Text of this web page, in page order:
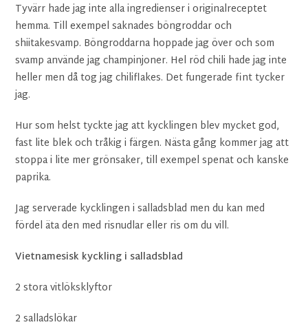
Tyvärr hade jag inte alla ingredienser i originalreceptet
hemma. Till exempel saknades böngroddar och
shiitakesvamp. Böngroddarna hoppade jag över och som
svamp använde jag champinjoner. Hel röd chili hade jag inte
heller men då tog jag chiliflakes. Det fungerade fint tycker
jag.
Hur som helst tyckte jag att kycklingen blev mycket god,
fast lite blek och tråkig i färgen. Nästa gång kommer jag att
stoppa i lite mer grönsaker, till exempel spenat och kanske
paprika.
Jag serverade kycklingen i salladsblad men du kan med
fördel äta den med risnudlar eller ris om du vill.
Vietnamesisk kyckling i salladsblad
2 stora vitlöksklyftor
2 salladslökar